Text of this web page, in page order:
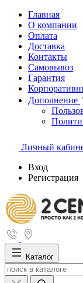
Главная
О компании
Оплата
Доставка
Контакты
Самовывоз
Гарантия
Дополнение
Личный
Вход
Регистрация
Каталог